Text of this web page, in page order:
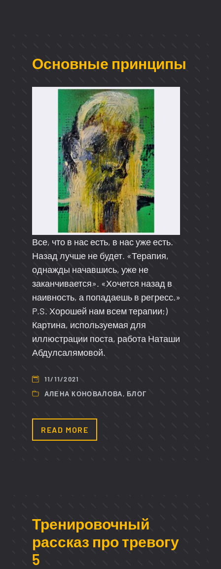
Основные принципы
Все, что в нас есть, в нас уже есть.
Назад лучше не будет. «Терапия,
однажды начавшись, уже не
заканчивается». «Хочется назад в
наивность, а попадаешь в регресс.»
P.S. Хорошей нам всем терапии;)
Картина, используемая для
иллюстрации поста, работа Наташи
Абдулсалямовой.
11/11/2021
АЛЕНА КОНОВАЛОВА, БЛОГ
READ MORE
Тренировочный
рассказ про тревогу
5